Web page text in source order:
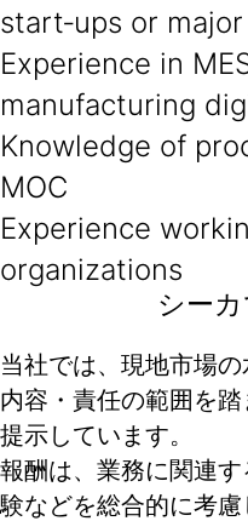
start‑ups or
Experience in
manufacturing
Knowledge of
MOC
Experience
organizations
シー
当社では、現地市場
内容・責任の範囲を
提示しています。
報酬は、業務に関連
験などを総合的に考慮